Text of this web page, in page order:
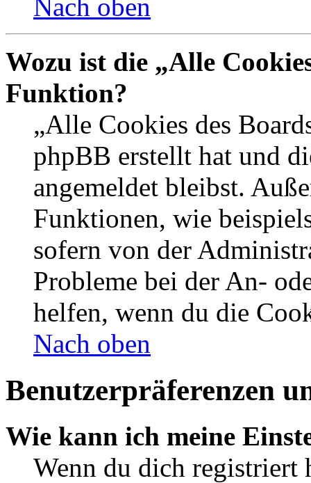
Nach oben
Wozu ist die „Alle
Funktion?
„Alle Cookies des
phpBB erstellt hat und
angemeldet bleibst.
Funktionen, wie
sofern von der
Probleme bei der An-
helfen, wenn du die
Nach oben
Benutzerpräferenzen
Wie kann ich meine
Wenn du dich registriert